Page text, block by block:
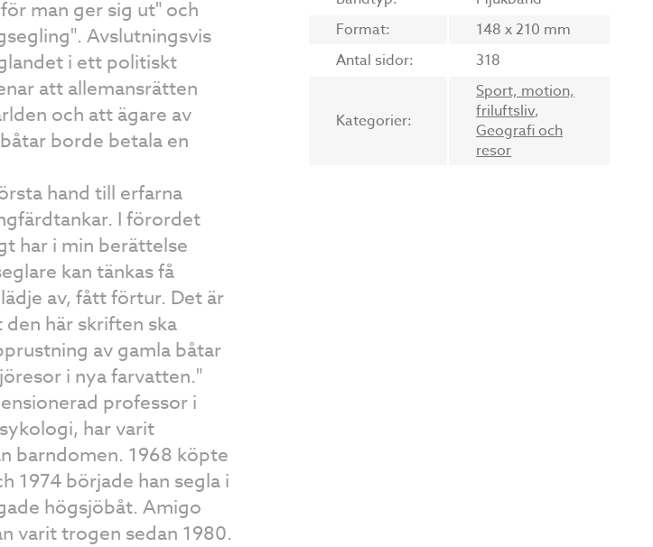
man ger sig ut" och
Avslutningsvis
i ett politiskt
att allemansrätten
och att ägare av
borde betala en
hand till erfarna
I förordet
har i min berättelse
kan tänkas få
av, fått förtur. Det är
här skriften ska
av gamla båtar
i nya farvatten."
professor i
har varit
barndomen. 1968 köpte
1974 började han segla i
högsjöbåt. Amigo
varit trogen sedan 1980.
Format:
148 x 210 mm
Antal sidor:
318
Kategorier:
Sport, motion,
friluftsliv,
Geografi och
resor